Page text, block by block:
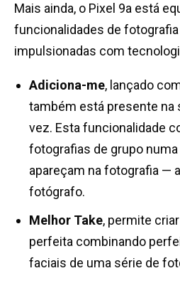
Mais ainda, o Pixel 9a está
funcionalidades de
impulsionadas com
Adiciona-me, lançado
também está presente na
vez. Esta funcionalidade
fotografias de grupo
apareçam na fotografia —
fotógrafo.
Melhor Take, permite
perfeita combinando
faciais de uma série de